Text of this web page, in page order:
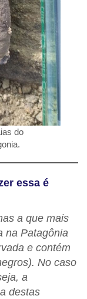
do
essa é
a que mais
na Patagônia
e contém
No caso
a
destas